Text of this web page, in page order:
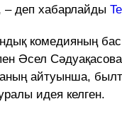
– деп хабарлайды
комедияның
Әсел
айтуынша,
идея келген.